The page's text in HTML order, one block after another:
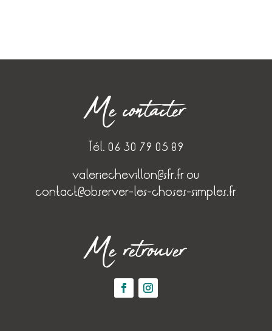
Me contacter
Tél. 06 30 79 05 89
valeriechevillon@sfr.frou
contact@observer-les-choses-simples.fr
Me retrouver